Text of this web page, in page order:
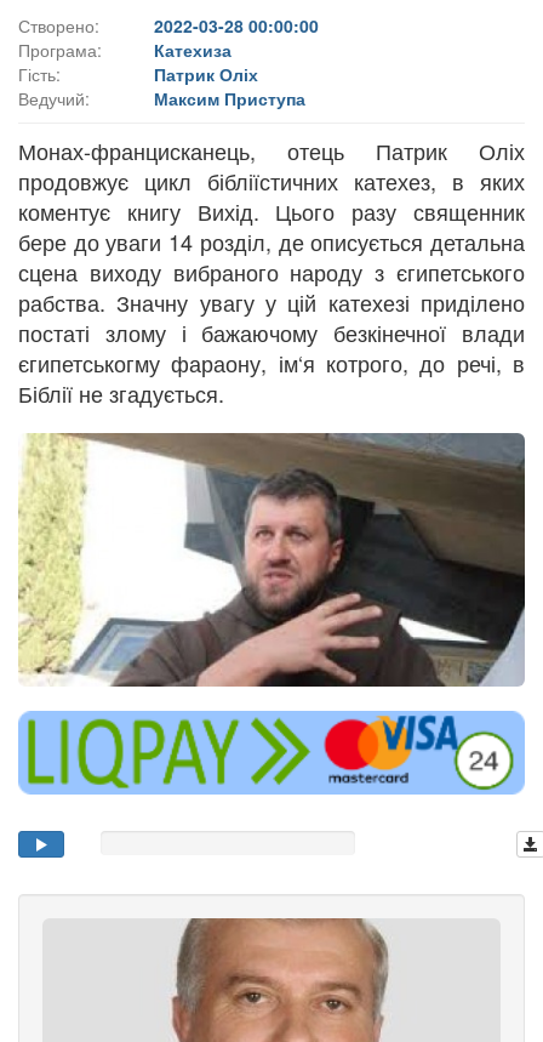
Створено:
2022-03-28 00:00:00
Програма:
Катехиза
Гість:
Патрик Оліх
Ведучий:
Максим Приступа
Монах-францисканець, отець Патрик Оліх
продовжує цикл бібліїстичних катехез, в яких
коментує книгу Вихід. Цього разу священник
бере до уваги 14 розділ, де описується детальна
сцена виходу вибраного народу з єгипетського
рабства. Значну увагу у цій катехезі приділено
постаті злому і бажаючому безкінечної влади
єгипетськогму фараону, ім‘я котрого, до речі, в
Біблії не згадується.